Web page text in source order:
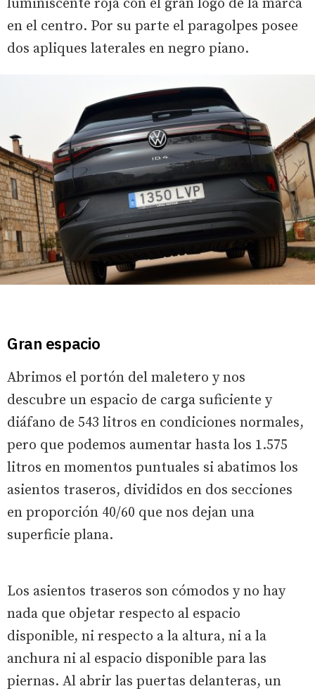
luminiscente roja con el gran logo de la marca
en el centro. Por su parte el paragolpes posee
dos apliques laterales en negro piano.
Gran espacio
Abrimos el portón del maletero y nos
descubre un espacio de carga suficiente y
diáfano de 543 litros en condiciones normales,
pero que podemos aumentar hasta los 1.575
litros en momentos puntuales si abatimos los
asientos traseros, divididos en dos secciones
en proporción 40/60 que nos dejan una
superficie plana.
Los asientos traseros son cómodos y no hay
nada que objetar respecto al espacio
disponible, ni respecto a la altura, ni a la
anchura ni al espacio disponible para las
piernas. Al abrir las puertas delanteras, un